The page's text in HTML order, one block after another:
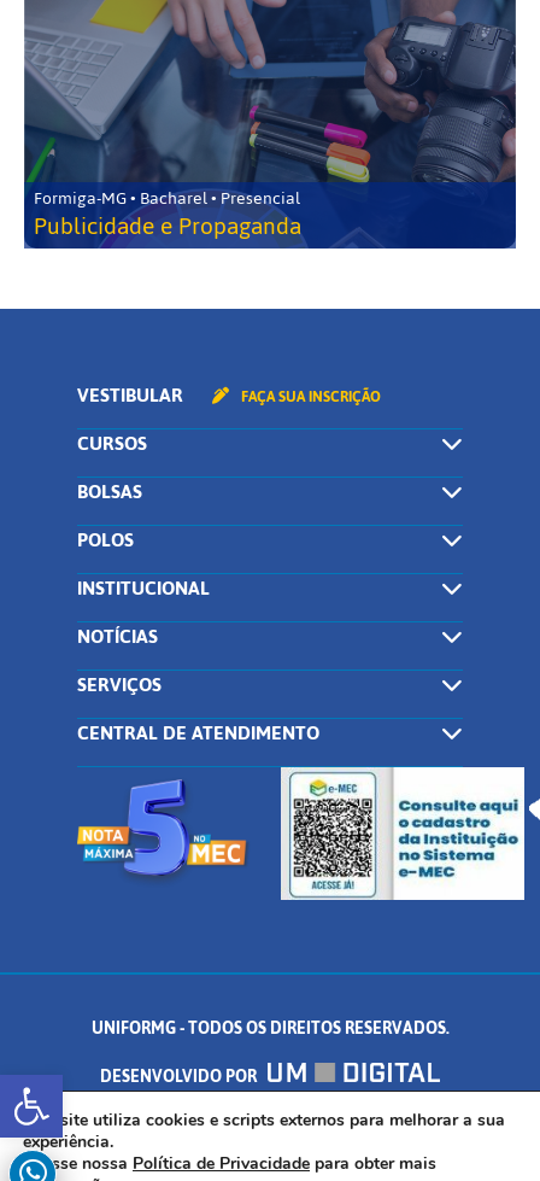
Abrir a barra de ferramentas
Formiga-MG • Bacharel • Presencial
Publicidade e Propaganda
VESTIBULAR FAÇA SUA INSCRIÇÃO
CURSOS
BOLSAS
POLOS
INSTITUCIONAL
NOTÍCIAS
SERVIÇOS
CENTRAL DE ATENDIMENTO
UNIFORMG - TODOS OS DIREITOS RESERVADOS.
DESENVOLVIDO POR
AV. DR. ARNALDO DE SENNA, 328 - PALMEIRAS, FORMIGA/MG - CEP:
35.574.530
Este site utiliza cookies e scripts externos para melhorar a sua
experiência.
Acesse nossa Política de Privacidade para obter mais